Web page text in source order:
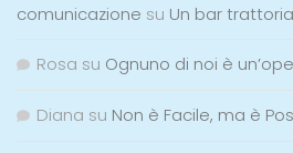
comunicazione su Un bar
Rosa su Ognuno di noi è
Diana su Non è Facile, ma è